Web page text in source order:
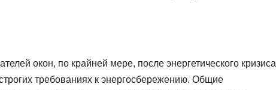
окон, по крайней мере, после энергетического кризиса
требованиях к энергосбережению. Общие